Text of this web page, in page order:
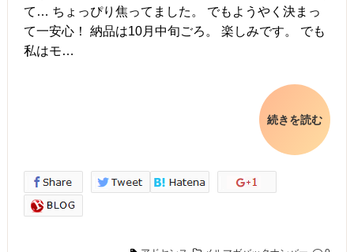
て… ちょっぴり焦ってました。 でもようやく決まっ
て一安心！ 納品は10月中旬ごろ。 楽しみです。 でも
私はモ…
続きを読む